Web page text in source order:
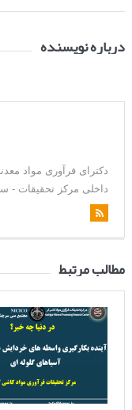
درباره نویسنده
داخلی مرکز تحقیقات -
مطالب مرتبط